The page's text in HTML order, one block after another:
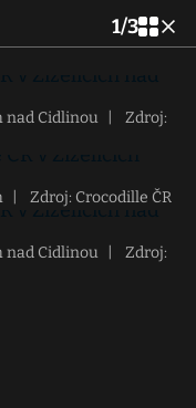
1/3
nad Cidlinou
Zdroj:
Zdroj: Crocodille ČR
nad Cidlinou
Zdroj: